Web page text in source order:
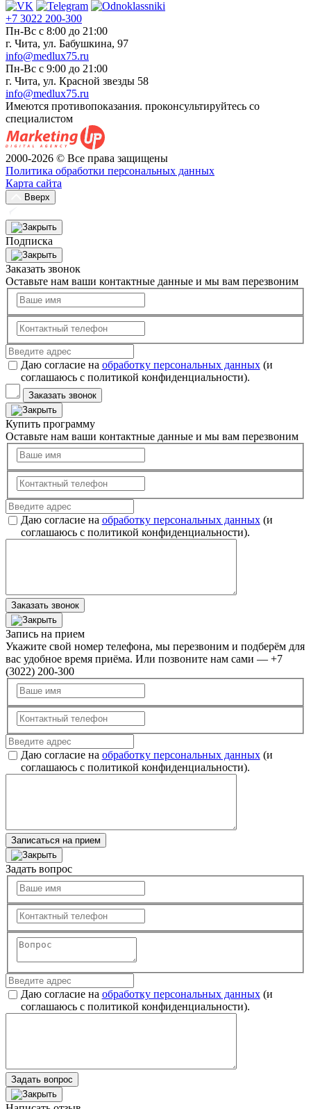
+7 3022 200-300
Пн-Вс с 8:00 до 21:00
г. Чита, ул. Бабушкина, 97
info@medlux75.ru
Пн-Вс с 9:00 до 21:00
г. Чита, ул. Красной звезды 58
info@medlux75.ru
Имеются противопоказания. проконсультируйтесь со
специалистом
2000-2026 © Все права защищены
Политика обработки персональных данных
Карта сайта
Вверх
Подписка
Заказать звонок
Оставьте нам ваши контактные данные и мы вам перезвоним
Даю согласие на обработку персональных данных(и
соглашаюсь с политикой конфиденциальности).
Заказать звонок
Купить программу
Оставьте нам ваши контактные данные и мы вам перезвоним
Даю согласие на обработку персональных данных(и
соглашаюсь с политикой конфиденциальности).
Заказать звонок
Запись на прием
Укажите свой номер телефона, мы перезвоним и подберём для
вас удобное время приёма. Или позвоните нам сами — +7
(3022) 200-300
Даю согласие на обработку персональных данных(и
соглашаюсь с политикой конфиденциальности).
Записаться на прием
Задать вопрос
Даю согласие на обработку персональных данных(и
соглашаюсь с политикой конфиденциальности).
Задать вопрос